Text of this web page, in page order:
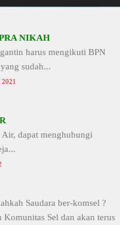
NIKAH
harus mengikuti BPN
sudah...
2021
dapat menghubungi
Saudara ber-komsel ?
Komunitas Sel dan akan terus